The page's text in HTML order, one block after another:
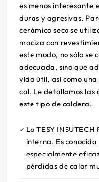
es menos interesante
duras y agresivas.
cerámico seco se
maciza con
este modo, no sólo se
adecuada, sino que
vida útil, así como
cal. Le detallamos
este tipo de caldera.
La TESY
interna. Es
especialmente
pérdidas de calor